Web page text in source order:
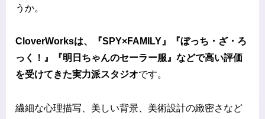
うか。
CloverWorksは、『SPY×FAMILY』『ぼっち・ざ・ろ
っく！』『明日ちゃんのセーラー服』などで高い評価
を受けてきた実力派スタジオです。
繊細な心理描写、美しい背景、美術設計の緻密さなど